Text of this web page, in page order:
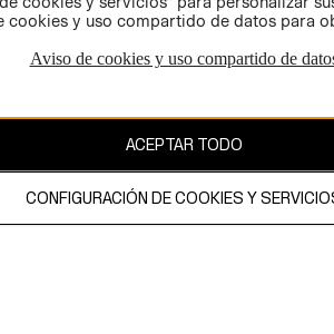
& Mauritz AB
cookies y uso compartido de datos para
Aviso de cookies y uso compartido de
ACEPTAR TODO
CONFIGURACIÓN DE COOKIES Y